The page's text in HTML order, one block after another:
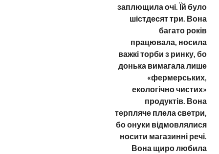
заплющила очі. Їй було
шістдесят три. Вона
багато років
працювала, носила
важкі торби з ринку, бо
донька вимагала лише
«фермерських,
екологічно чистих»
продуктів. Вона
терпляче плела светри,
бо онуки відмовлялися
носити магазинні речі.
Вона щиро любила